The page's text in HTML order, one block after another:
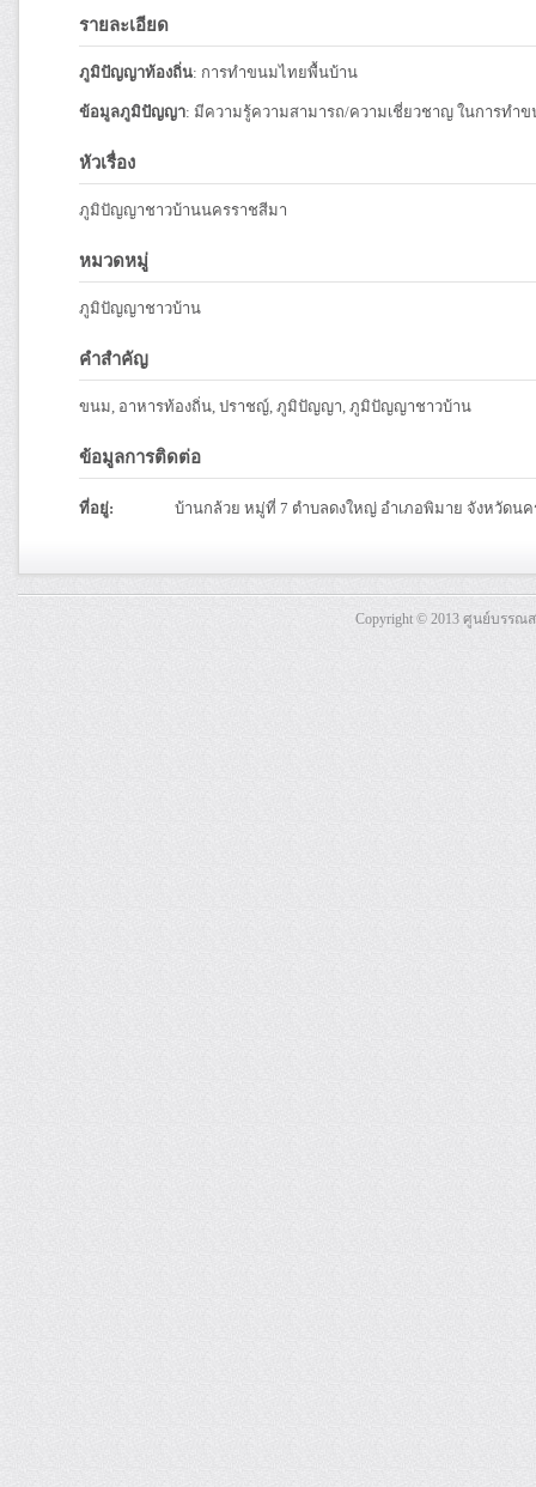
รายละเอียด
ภูมิปัญญาท้องถิ่น: การทำขนมไทยพื้นบ้าน
ข้อมูลภูมิปัญญา: มีความรู้ความสามารถ/ความเชี่ยวชาญ ในการทำ
หัวเรื่อง
ภูมิปัญญาชาวบ้านนครราชสีมา
หมวดหมู่
ภูมิปัญญาชาวบ้าน
คำสำคัญ
ขนม, อาหารท้องถิ่น, ปราชญ์, ภูมิปัญญา, ภูมิปัญญาชาวบ้าน
ข้อมูลการติดต่อ
ที่อยู่: บ้านกล้วย หมู่ที่ 7 ตำบลดงใหญ่ อำเภอพิมาย จังหวัดนค
Copyright © 2013 ศูนย์บรร